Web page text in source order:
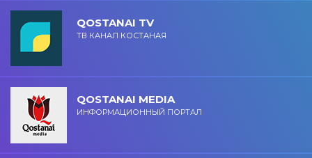
QOSTANAI TV
ТВ КАНАЛ КОСТАНАЯ
QOSTANAI MEDIA
ИНФОРМАЦИОННЫЙ ПОРТАЛ